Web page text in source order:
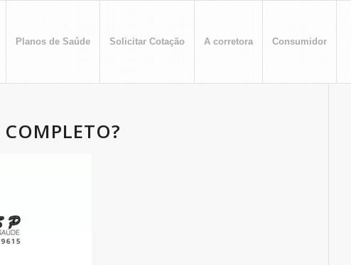
Planos de Saúde Solicitar Cotação A corretora Consumidor